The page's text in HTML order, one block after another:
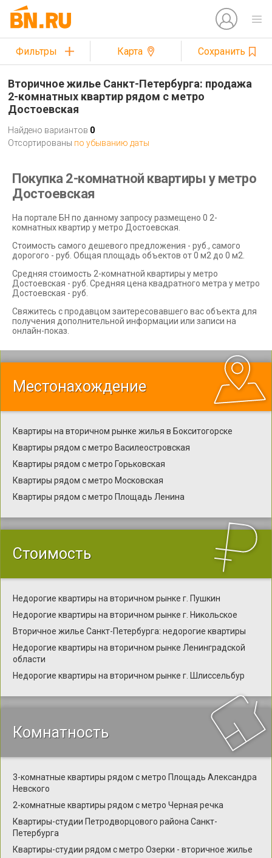
Фильтры Карта Сохранить
Вторичное жилье Санкт-Петербурга: продажа
2-комнатных квартир рядом с метро
Достоевская
Найдено вариантов 0
Отсортированы по убыванию даты
Покупка 2-комнатной квартиры у метро
Достоевская
На портале БН по данному запросу размещено 0 2-
комнатных квартир у метро Достоевская.
Стоимость самого дешевого предложения - руб., самого
дорогого - руб. Общая площадь объектов от 0 м2 до 0 м2.
Средняя стоимость 2-комнатной квартиры у метро
Достоевская - руб. Средняя цена квадратного метра у метро
Достоевская - руб.
Свяжитесь с продавцом заитересовавшего вас объекта для
получения дополнительной информации или записи на
онлайн-показ.
Местонахождение
Квартиры на вторичном рынке жилья в Бокситогорске
Квартиры рядом с метро Василеостровская
Квартиры рядом с метро Горьковская
Квартиры рядом с метро Московская
Квартиры рядом с метро Площадь Ленина
Стоимость
Недорогие квартиры на вторичном рынке г. Пушкин
Недорогие квартиры на вторичном рынке г. Никольское
Вторичное жилье Санкт-Петербурга: недорогие квартиры
Недорогие квартиры на вторичном рынке Ленинградской
области
Недорогие квартиры на вторичном рынке г. Шлиссельбур
Комнатность
3-комнатные квартиры рядом с метро Площадь Александра
Невского
2-комнатные квартиры рядом с метро Черная речка
Квартиры-студии Петродворцового района Санкт-
Петербурга
Квартиры-студии рядом с метро Озерки - вторичное жилье